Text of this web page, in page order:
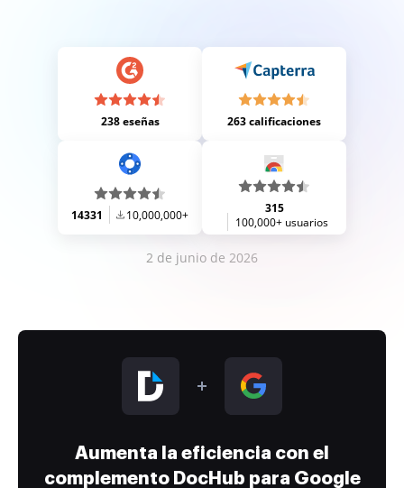
238 eseñas 263 calificaciones
14331 10,000,000+
315
100,000+ usuarios
2 de junio de 2026
Aumenta la eficiencia con el
complemento DocHub para Google